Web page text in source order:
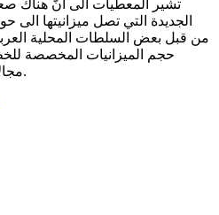
تشير المعطيات الى أنّ هناك
من قبل بعض السلطات المحلية
حجم الميزانيات المخصصة
مجالات العمل والتطوير الاقتصادي.